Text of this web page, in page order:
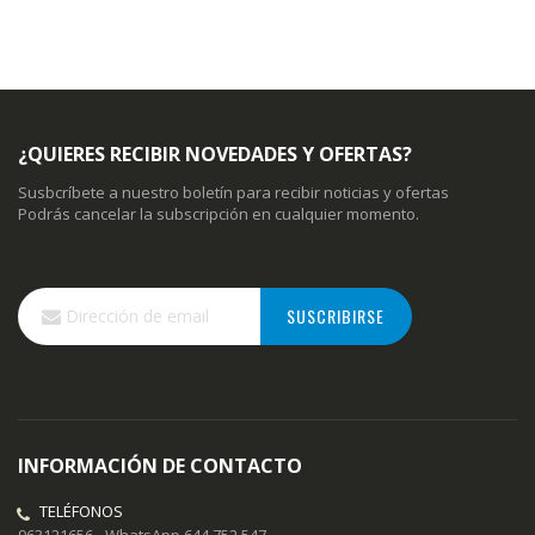
¿QUIERES RECIBIR NOVEDADES Y OFERTAS?
Susbcríbete a nuestro boletín para recibir noticias y ofertas
Podrás cancelar la subscripción en cualquier momento.
Inscríbase
a
nuestro
SUSCRIBIRSE
INFORMACIÓN DE CONTACTO
TELÉFONOS